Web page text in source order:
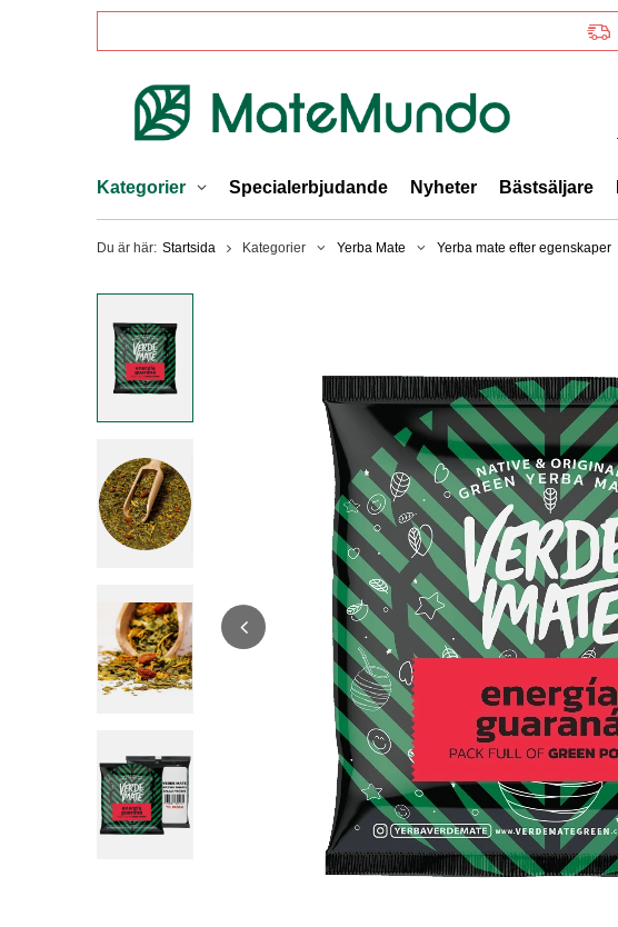
Kategorier Specialerbjudande Nyheter Bästsäljare
Du är här: Startsida Kategorier Yerba Mate Yerba mate efter egenskaper